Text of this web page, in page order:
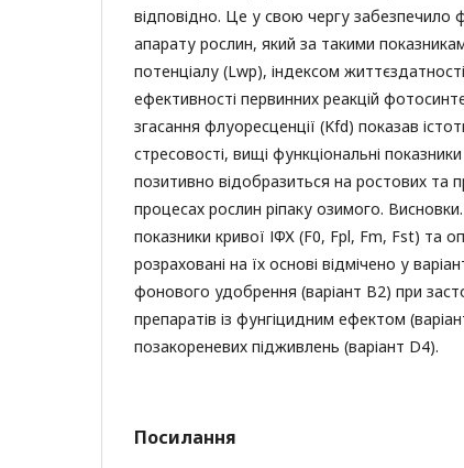
відповідно. Це у свою чергу забезпечило
апарату рослин, який за такими
потенціалу (Lwp), індексом
ефективності первинних реакцій
згасання флуоресценції (Kfd) показав
стресовості, вищі функціональні
позитивно відобразиться на ростових
процесах рослин ріпаку озимого.
показники кривої ІФХ (F0, Fpl, Fm, Fst) та
розраховані на їх основі відмічено у
фонового удобрення (варіант В2) при
препаратів із фунгіцидним ефектом
позакореневих підживлень (варіант D4).
Посилання